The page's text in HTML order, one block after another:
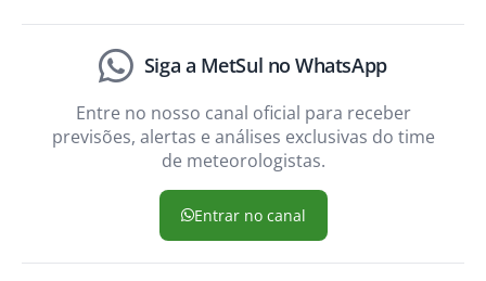
Siga a MetSul no WhatsApp
Entre no nosso canal oficial para receber
previsões, alertas e análises exclusivas do time
de meteorologistas.
Entrar no canal